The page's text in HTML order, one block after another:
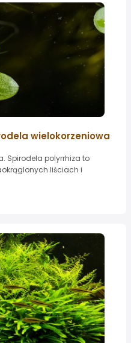
wielokorzeniowa
Spirodela polyrrhiza to
liściach i